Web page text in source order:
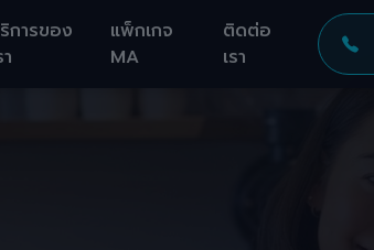
การของ
แพ็กเกจ
MA
ติดต่อ
เรา